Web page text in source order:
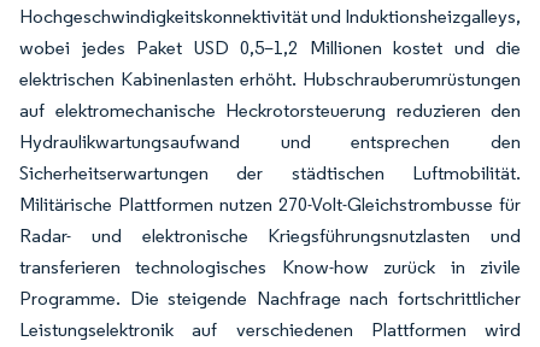
Hochgeschwindigkeitskonnektivität und Induktionsheizgalleys,
wobei jedes Paket USD 0,5–1,2 Millionen kostet und die
elektrischen Kabinenlasten erhöht. Hubschrauberumrüstungen
auf elektromechanische Heckrotorsteuerung reduzieren den
Hydraulikwartungsaufwand und entsprechen den
Sicherheitserwartungen der städtischen Luftmobilität.
Militärische Plattformen nutzen 270-Volt-Gleichstrombusse für
Radar- und elektronische Kriegsführungsnutzlasten und
transferieren technologisches Know-how zurück in zivile
Programme. Die steigende Nachfrage nach fortschrittlicher
Leistungselektronik auf verschiedenen Plattformen wird